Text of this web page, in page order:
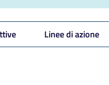
Linee di azione